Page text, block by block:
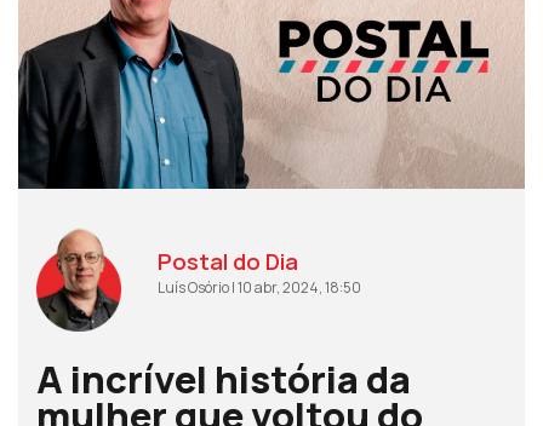
Postal do Dia
Luís Osório | 10 abr, 2024, 18:50
A incrível história da
mulher que voltou do